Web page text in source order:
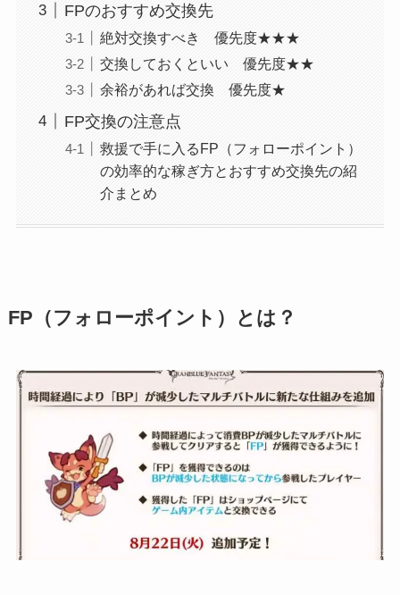
FPのおすすめ交換先
絶対交換すべき 優先度★★★
交換しておくといい 優先度★★
余裕があれば交換 優先度★
FP交換の注意点
救援で手に入るFP（フォローポイント）
の効率的な稼ぎ方とおすすめ交換先の紹
介まとめ
FP（フォローポイント）とは？